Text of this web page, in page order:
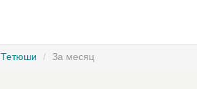
Тетюши За месяц